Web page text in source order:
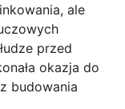
ale
przed
okazja do
budowania